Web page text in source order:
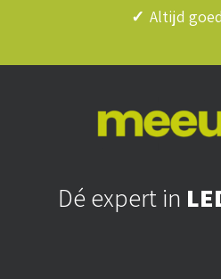
✓ Altijd
Dé expert in